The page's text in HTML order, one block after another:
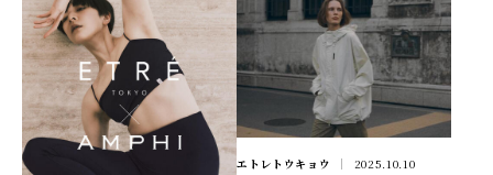
エトレトウキョウ 2025.10.10